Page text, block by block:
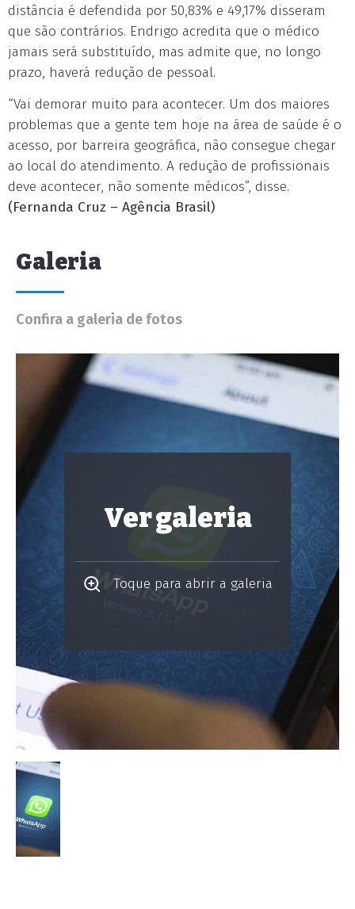
distância é defendida por 50,83% e 49,17% disseram
que são contrários. Endrigo acredita que o médico
jamais será substituído, mas admite que, no longo
prazo, haverá redução de pessoal.
“Vai demorar muito para acontecer. Um dos maiores
problemas que a gente tem hoje na área de saúde é o
acesso, por barreira geográfica, não consegue chegar
ao local do atendimento. A redução de profissionais
deve acontecer, não somente médicos”, disse.
(Fernanda Cruz – Agência Brasil)
Galeria
Confira a galeria de fotos
Ver galeria
Toque para abrir a galeria